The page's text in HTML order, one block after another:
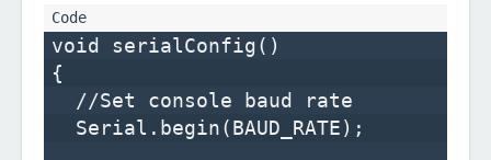
void serialConfig()
{
  //Set console baud rate
  Serial.begin(BAUD_RATE);